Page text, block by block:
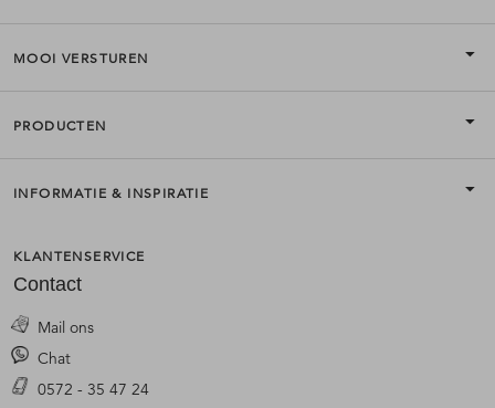
MOOI VERSTUREN
PRODUCTEN
INFORMATIE & INSPIRATIE
KLANTENSERVICE
Contact
Mail ons
Chat
0572 - 35 47 24